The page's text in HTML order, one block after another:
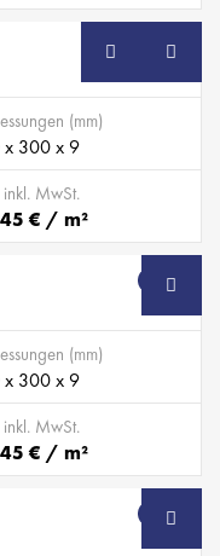
SB
(mm)
300 x 9
inkl. MwSt.
€ / m²
SB
(mm)
300 x 9
inkl. MwSt.
€ / m²
SB